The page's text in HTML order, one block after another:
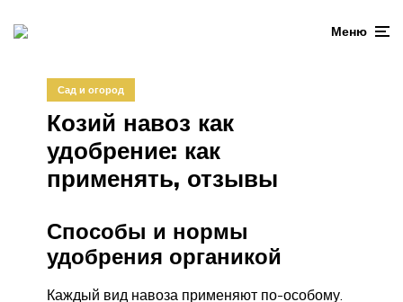
Меню
Сад и огород
Козий навоз как
удобрение: как
применять, отзывы
Способы и нормы
удобрения органикой
Каждый вид навоза применяют по-особому.